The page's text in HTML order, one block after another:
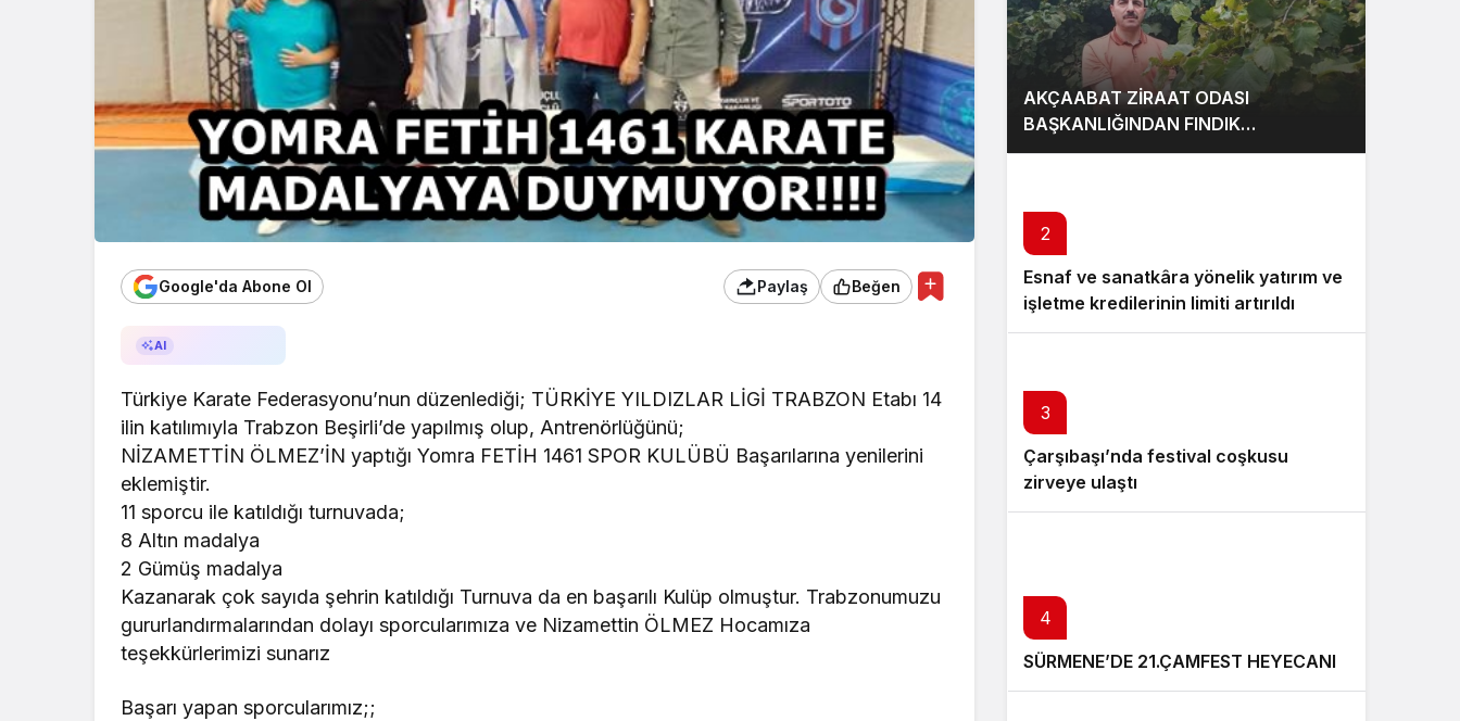
Google'da Abone Ol Paylaş Beğen
AI
Türkiye Karate Federasyonu’nun düzenlediği; TÜRKİYE YILDIZLAR LİGİ TRABZON Etabı 14
ilin katılımıyla Trabzon Beşirli’de yapılmış olup, Antrenörlüğünü;
NİZAMETTİN ÖLMEZ’İN yaptığı Yomra FETİH 1461 SPOR KULÜBÜ Başarılarına yenilerini
eklemiştir.
11 sporcu ile katıldığı turnuvada;
8 Altın madalya
2 Gümüş madalya
Kazanarak çok sayıda şehrin katıldığı Turnuva da en başarılı Kulüp olmuştur. Trabzonumuzu
gururlandırmalarından dolayı sporcularımıza ve Nizamettin ÖLMEZ Hocamıza
teşekkürlerimizi sunarız
Başarı yapan sporcularımız;;
AKÇAABAT ZİRAAT ODASI
BAŞKANLIĞINDAN FINDIK
ÜRETİCİLERİNE AĞUSTOS AYI İÇİN
2
Esnaf ve sanatkâra yönelik yatırım ve
işletme kredilerinin limiti artırıldı
3
Çarşıbaşı’nda festival coşkusu
zirveye ulaştı
4
SÜRMENE’DE 21.ÇAMFEST HEYECANI